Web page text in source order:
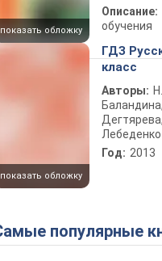
показать обложку
Описание:
обучения
показать обложку
ГДЗ
класс
Авторы:
Лебеденко
Год: 2013
Самые популярные